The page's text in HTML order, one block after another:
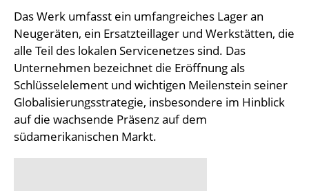
Das Werk umfasst ein umfangreiches Lager an
Neugeräten, ein Ersatzteillager und Werkstätten, die
alle Teil des lokalen Servicenetzes sind. Das
Unternehmen bezeichnet die Eröffnung als
Schlüsselelement und wichtigen Meilenstein seiner
Globalisierungsstrategie, insbesondere im Hinblick
auf die wachsende Präsenz auf dem
südamerikanischen Markt.